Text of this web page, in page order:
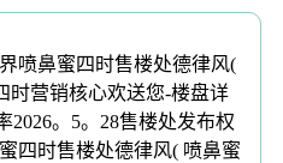
鼻蜜四时售楼处德律风(
时营销核心欢送您-楼盘详
2026。5。28售楼处发布权
四时售楼处德律风( 喷鼻蜜